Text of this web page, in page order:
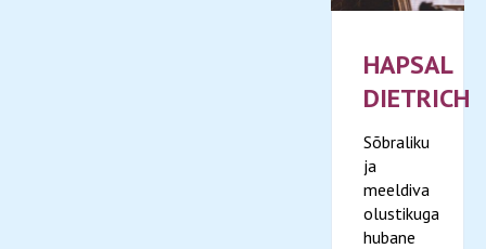
HAPSAL
DIETRICH
Sõbraliku
ja
meeldiva
olustikuga
hubane